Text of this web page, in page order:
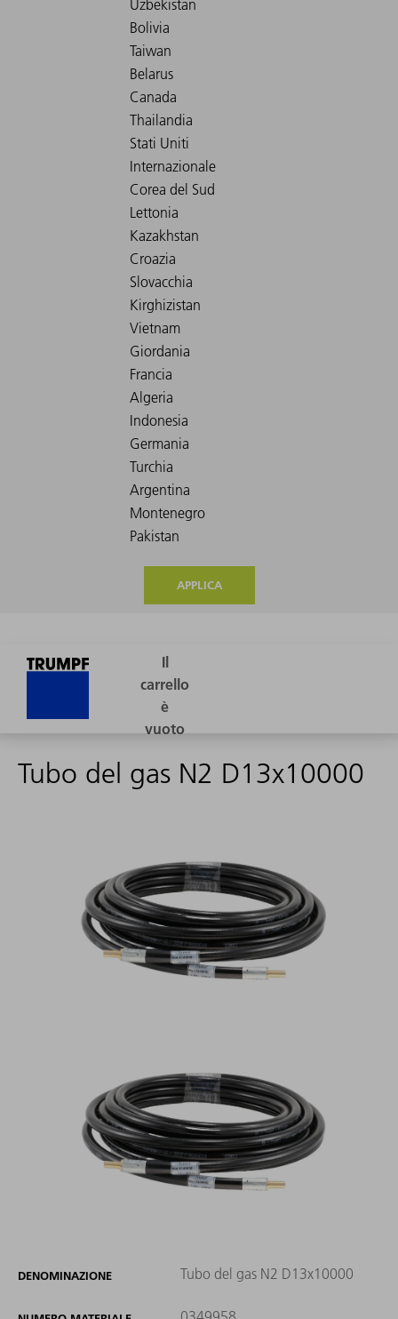
APPLICA
Tubo del gas N2 D13x10000
DENOMINAZIONE Tubo del gas N2 D13x10000